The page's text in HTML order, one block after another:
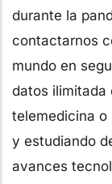
durante la
contactarnos
mundo en
datos ilimitada
telemedicina o
y estudiando
avances